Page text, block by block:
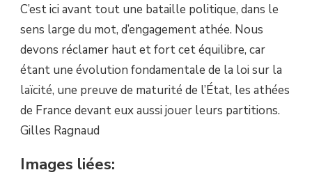
C’est ici avant tout une bataille politique, dans le
sens large du mot, d’engagement athée. Nous
devons réclamer haut et fort cet équilibre, car
étant une évolution fondamentale de la loi sur la
laïcité, une preuve de maturité de l’État, les athées
de France devant eux aussi jouer leurs partitions.
Gilles Ragnaud
Images liées: